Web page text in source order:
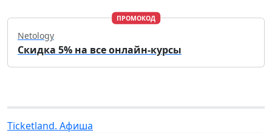
ПРОМОКОД
Netology
Скидка 5% на все онлайн-курсы
Ticketland. Афиша